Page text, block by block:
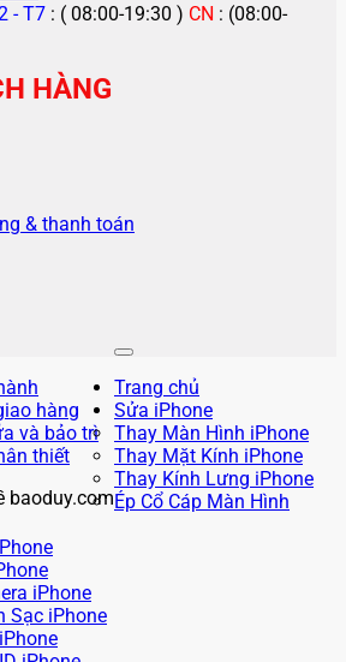
- T7 : ( 08:00-19:30 ) CN : (08:00-
HÀNG
& thanh toán
hàng
và bảo trì
thiết
baoduy.com
Trang chủ
Sửa iPhone
Thay Màn Hình iPhone
Thay Mặt Kính iPhone
Thay Kính Lưng iPhone
Ép Cổ Cáp Màn Hình
iPhone
Sạc iPhone